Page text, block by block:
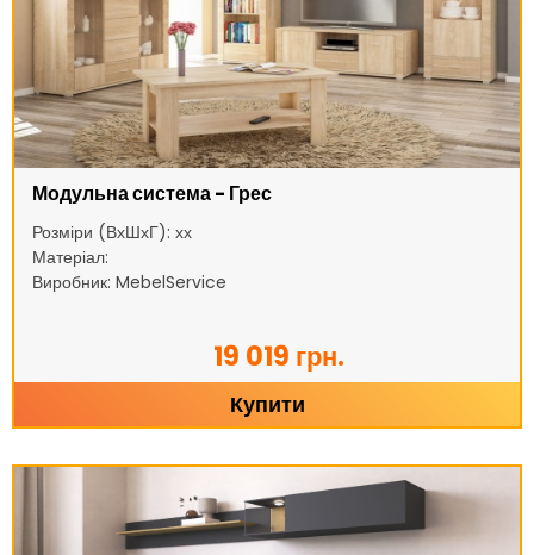
Модульна система - Грес
Розміри (ВхШхГ): хх
Матеріал:
Виробник: MebelService
19 019 грн.
Купити